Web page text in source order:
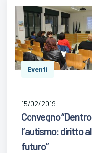
Eventi
15/02/2019
Convegno “Dentro
l’autismo: diritto al
futuro”